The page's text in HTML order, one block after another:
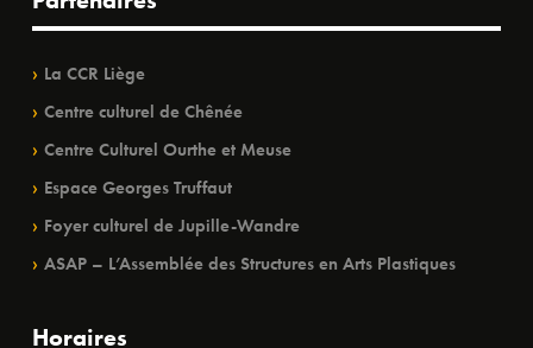
La CCR Liège
Centre culturel de Chênée
Centre Culturel Ourthe et Meuse
Espace Georges Truffaut
Foyer culturel de Jupille-Wandre
ASAP – L’Assemblée des Structures en Arts Plastiques
Horaires